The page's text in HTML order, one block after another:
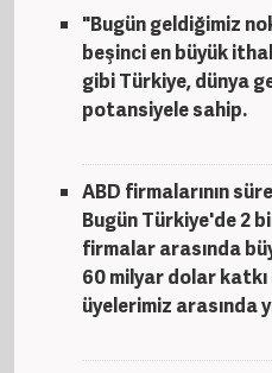
"Bugün geldiğimiz
beşinci en büyük
gibi Türkiye, dünya
potansiyele sahip.
ABD firmalarının
Bugün Türkiye'de 2
firmalar arasında
60 milyar dolar
üyelerimiz arasında